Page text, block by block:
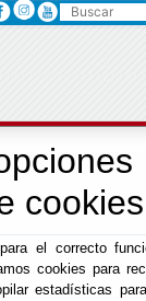
el correcto
cookies para
estadísticas
Buscar